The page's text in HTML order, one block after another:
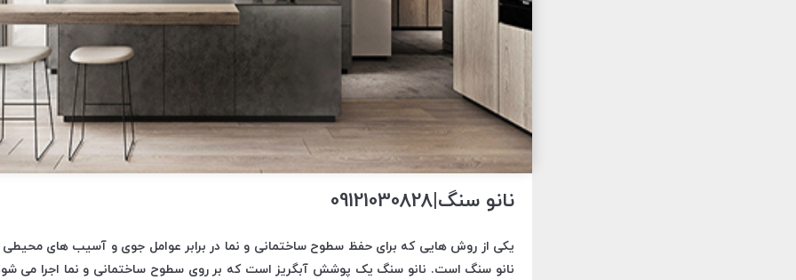
نانو سنگ|09121030828
یکی از روش هایی که برای حفظ سطوح ساختمانی و نما در برابر عوامل جوی و آسیب های محیطی
نانو سنگ است. نانو سنگ یک پوشش آبگریز است که بر روی سطوح ساختمانی و نما اجرا می شود